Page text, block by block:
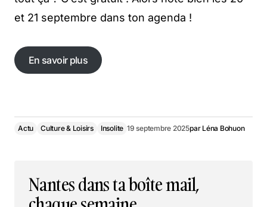
et 21 septembre dans ton agenda !
En savoir plus
En savoir plus
Actu Culture & Loisirs Insolite 19 septembre 2025par Léna Bohuon
Nantes dans ta boîte mail,